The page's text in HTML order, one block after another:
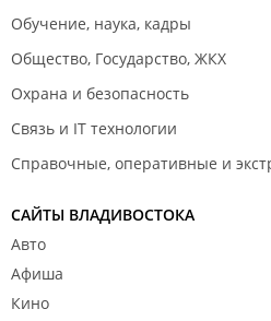
Обучение, наука, кадры
Общество, Государство, ЖКХ
Охрана и безопасность
Связь и IT технологии
Справочные, оперативные и
САЙТЫ ВЛАДИВОСТОКА
Авто
Афиша
Кино